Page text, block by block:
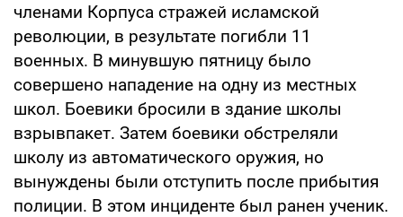
членами Корпуса стражей исламской
революции, в результате погибли 11
военных. В минувшую пятницу было
совершено нападение на одну из местных
школ. Боевики бросили в здание школы
взрывпакет. Затем боевики обстреляли
школу из автоматического оружия, но
вынуждены были отступить после прибытия
полиции. В этом инциденте был ранен ученик.